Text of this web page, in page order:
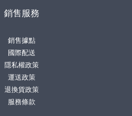
銷售服務
銷售據點
國際配送
隱私權政策
運送政策
退換貨政策
服務條款